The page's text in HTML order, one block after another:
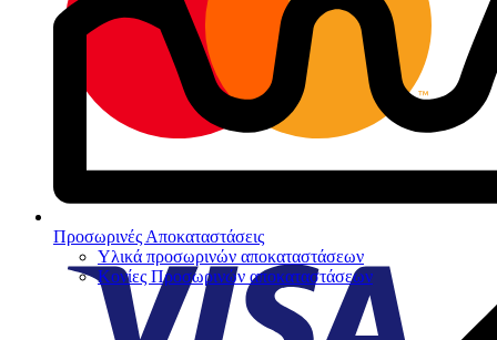
Προσωρινές Αποκαταστάσεις
Υλικά προσωρινών αποκαταστάσεων
Κονίες Προσωρινών αποκαταστάσεων